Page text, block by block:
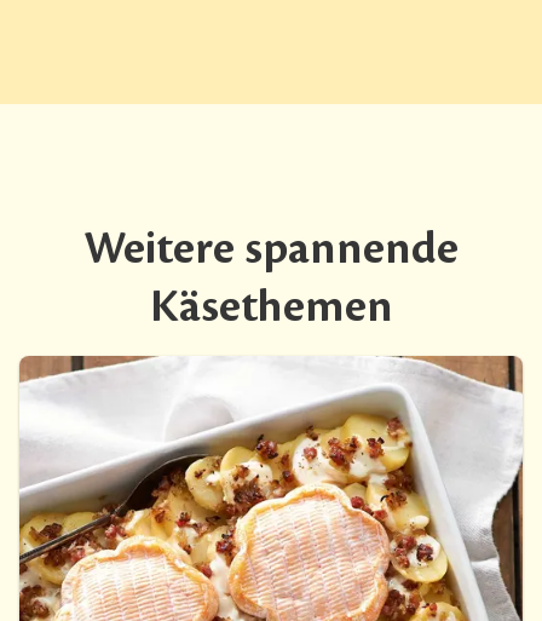
Weitere spannende
Käsethemen